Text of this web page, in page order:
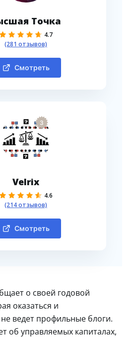
Точка
4.7
(281 отзывов)
Смотреть
3
Velrix
4.6
(214 отзывов)
Смотреть
о своей годовой
оказаться и
ведет профильные блоги.
об управляемых капиталах,